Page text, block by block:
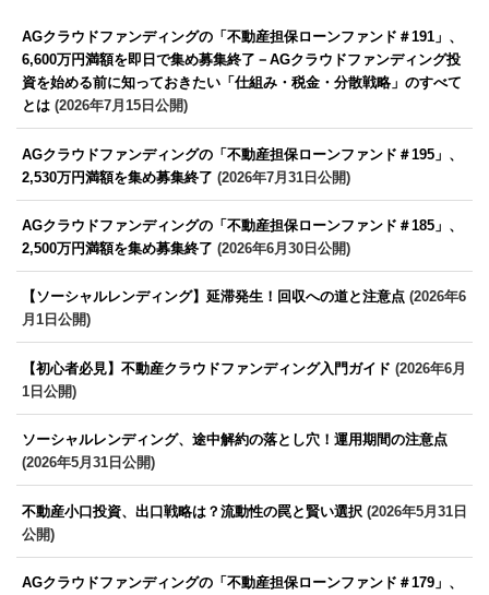
AGクラウドファンディングの「不動産担保ローンファンド＃191」、
6,600万円満額を即日で集め募集終了－AGクラウドファンディング投
資を始める前に知っておきたい「仕組み・税金・分散戦略」のすべて
とは (2026年7月15日公開)
AGクラウドファンディングの「不動産担保ローンファンド＃195」、
2,530万円満額を集め募集終了 (2026年7月31日公開)
AGクラウドファンディングの「不動産担保ローンファンド＃185」、
2,500万円満額を集め募集終了 (2026年6月30日公開)
【ソーシャルレンディング】延滞発生！回収への道と注意点 (2026年6
月1日公開)
【初心者必見】不動産クラウドファンディング入門ガイド (2026年6月
1日公開)
ソーシャルレンディング、途中解約の落とし穴！運用期間の注意点
(2026年5月31日公開)
不動産小口投資、出口戦略は？流動性の罠と賢い選択 (2026年5月31日
公開)
AGクラウドファンディングの「不動産担保ローンファンド＃179」、